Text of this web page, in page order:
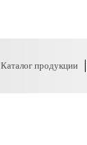
Каталог продукции